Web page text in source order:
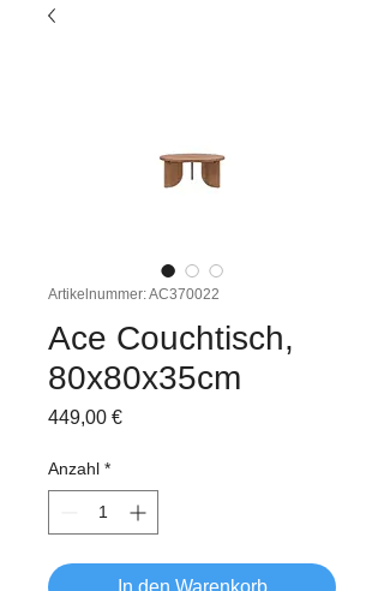
Artikelnummer: AC370022
Ace Couchtisch,
80x80x35cm
449,00 €Preis
Anzahl *
In den Warenkorb